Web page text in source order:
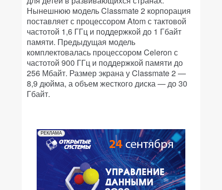
Нынешнюю модель Classmate 2 корпорация
поставляет с процессором Atom с тактовой
частотой 1,6 ГГц и поддержкой до 1 Гбайт
памяти. Предыдущая модель
комплектовалась процессором Celeron с
частотой 900 ГГц и поддержкой памяти до
256 Мбайт. Размер экрана у Classmate 2 —
8,9 дюйма, а объем жесткого диска — до 30
Гбайт.
РЕКЛАМА